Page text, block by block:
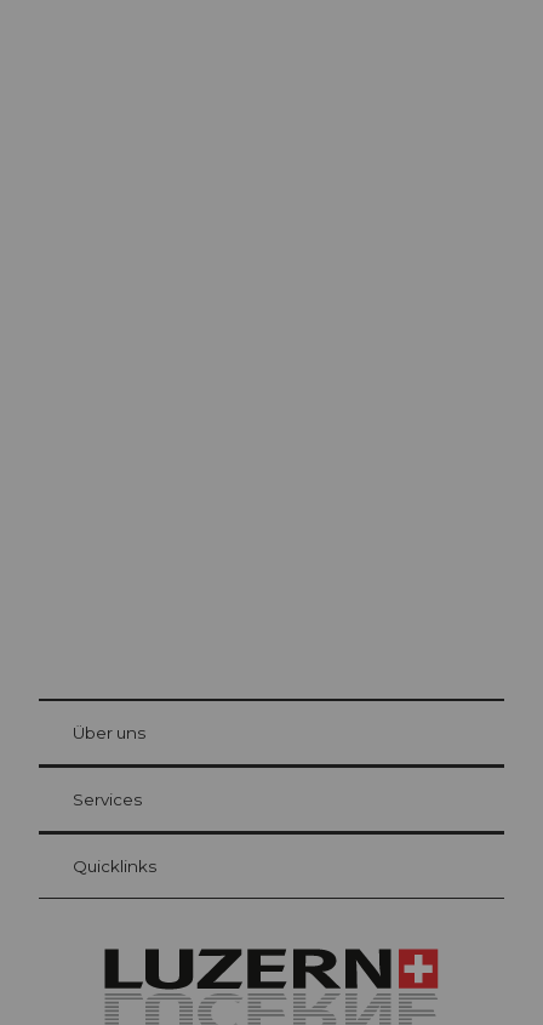
Gästekarte Luzern
Ihre Vorteile als Übernachtungsgast
at Bre
Über uns
Services
Quicklinks